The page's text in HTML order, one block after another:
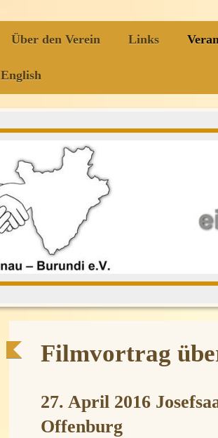
Über den Verein Links
English
Filmvortrag
27. April 2016
Offenburg